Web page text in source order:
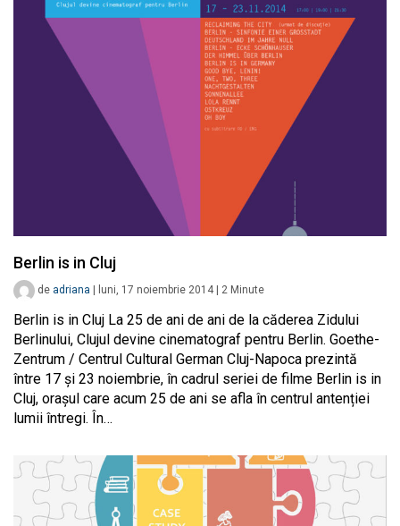
Berlin is in Cluj
de adriana luni, 17 noiembrie 2014 2 Minute
Berlin is in Cluj La 25 de ani de ani de la căderea Zidului
Berlinului, Clujul devine cinematograf pentru Berlin. Goethe-
Zentrum / Centrul Cultural German Cluj-Napoca prezintă
între 17 și 23 noiembrie, în cadrul seriei de filme Berlin is in
Cluj, orașul care acum 25 de ani se afla în centrul antenției
lumii întregi. În…